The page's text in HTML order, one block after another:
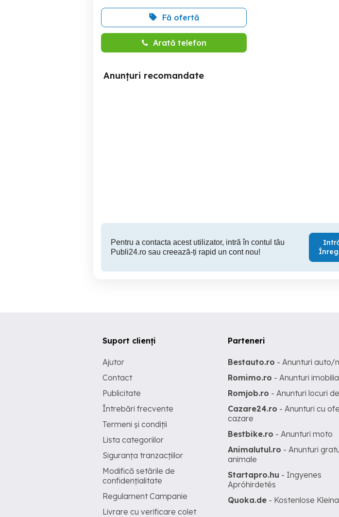
Fă ofertă
Arată telefon
Anunțuri recomandate
Pentru a contacta acest utilizator, intră în contul tău
Publi24.ro sau creează-ți rapid un cont nou!
Suport clienți
Ajutor
Contact
Publicitate
Întrebări frecvente
Termeni și condiții
Lista categoriilor
Siguranța tranzacțiilor
Modifică setările de
confidențialitate
Regulament Campanie
Livrare cu verificare colet
Parteneri
Bestauto.ro - Anunturi auto/
Romimo.ro - Anunturi
Romjob.ro - Anunturi locuri
Cazare24.ro - Anunturi cu
cazare
Bestbike.ro - Anunturi moto
Animalutul.ro - Anunturi
animale
Startapro.hu - Ingyenes
Apróhirdetés
Quoka.de - Kostenlose